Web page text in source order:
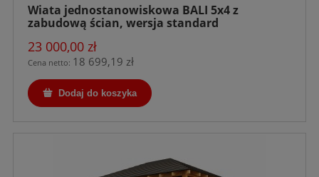
Wiata jednostanowiskowa BALI 5x4 z
zabudową ścian, wersja standard
23 000,00 zł
Cena netto: 18 699,19 zł
Dodaj do koszyka